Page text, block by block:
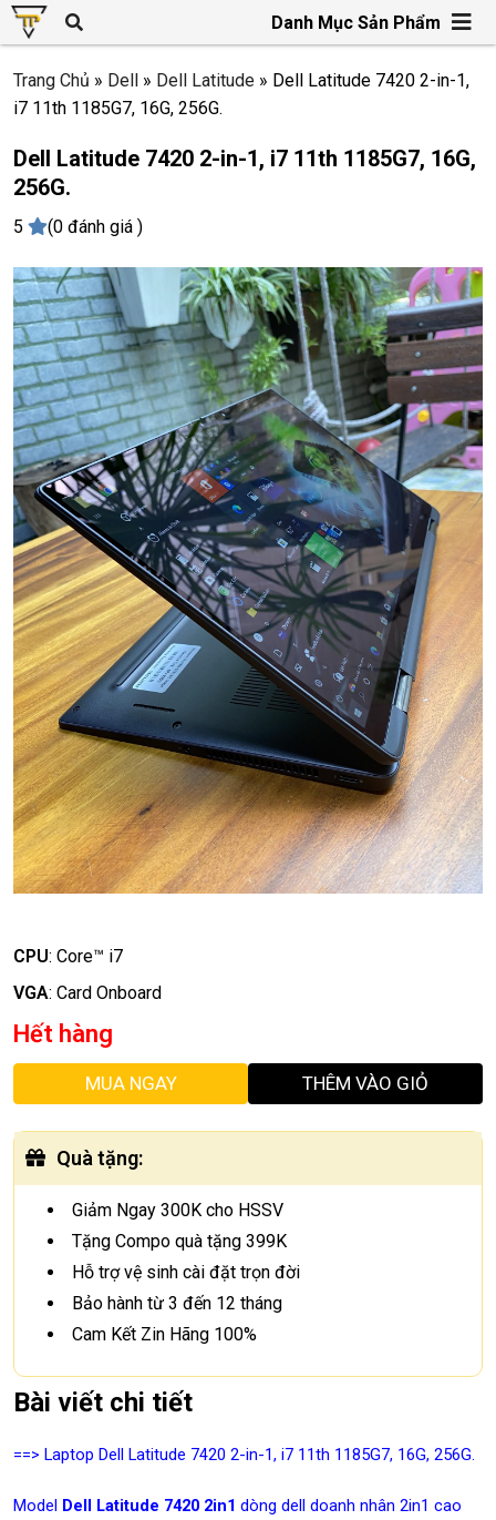
Danh Mục Sản Phẩm
Trang Chủ » Dell » Dell Latitude » Dell Latitude 7420 2-in-1,
i7 11th 1185G7, 16G, 256G.
Dell Latitude 7420 2-in-1, i7 11th 1185G7, 16G,
256G.
5 (0 đánh giá )
CPU: Core™ i7
VGA: Card Onboard
Hết hàng
MUA NGAY THÊM VÀO GIỎ
Quà tặng:
Giảm Ngay 300K cho HSSV
Tặng Compo quà tặng 399K
Hỗ trợ vệ sinh cài đặt trọn đời
Bảo hành từ 3 đến 12 tháng
Cam Kết Zin Hãng 100%
Bài viết chi tiết
==> Laptop Dell Latitude 7420 2-in-1, i7 11th 1185G7, 16G, 256G.
Model Dell Latitude 7420 2in1 dòng dell doanh nhân 2in1 cao